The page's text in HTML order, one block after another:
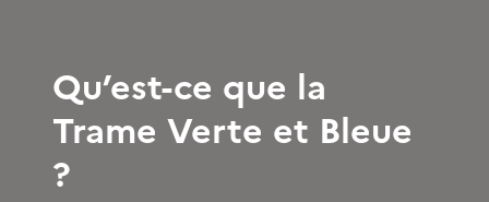
Qu’est-ce que la
Trame Verte et Bleue
?